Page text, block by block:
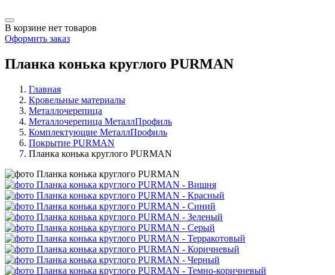
В корзине нет товаров
Оформить заказ
Планка конька круглого PURMAN
Главная
Кровельные материалы
Металлочерепица
Металлочерепица МеталлПрофиль
Комплектующие МеталлПрофиль
Покрытие PURMAN
Планка конька круглого PURMAN